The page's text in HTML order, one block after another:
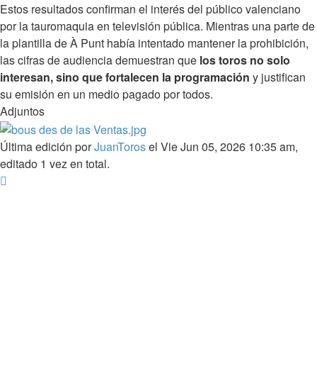
Estos resultados confirman el interés del público valenciano
por la tauromaquia en televisión pública. Mientras una parte de
la plantilla de À Punt había intentado mantener la prohibición,
las cifras de audiencia demuestran que los toros no solo
interesan, sino que fortalecen la programación y justifican
su emisión en un medio pagado por todos.
Adjuntos
Última edición porJuanTorosel Vie Jun 05, 2026 10:35 am,
editado 1 vez en total.